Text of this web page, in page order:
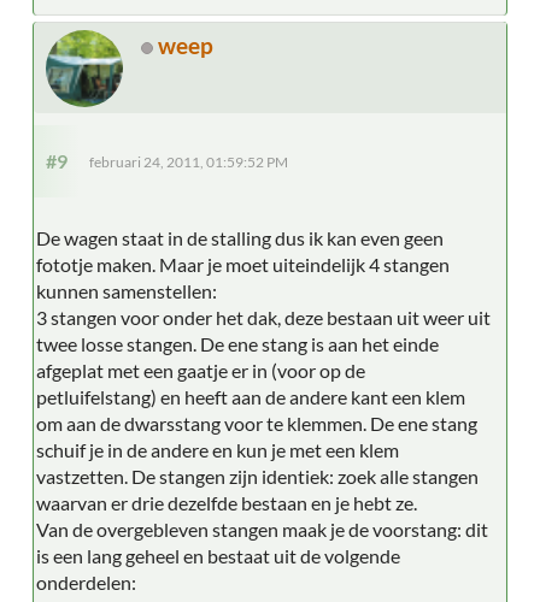
weep
#9 februari 24, 2011, 01:59:52 PM
De wagen staat in de stalling dus ik kan even geen
fototje maken. Maar je moet uiteindelijk 4 stangen
kunnen samenstellen:
3 stangen voor onder het dak, deze bestaan uit weer uit
twee losse stangen. De ene stang is aan het einde
afgeplat met een gaatje er in (voor op de
petluifelstang) en heeft aan de andere kant een klem
om aan de dwarsstang voor te klemmen. De ene stang
schuif je in de andere en kun je met een klem
vastzetten. De stangen zijn identiek: zoek alle stangen
waarvan er drie dezelfde bestaan en je hebt ze.
Van de overgebleven stangen maak je de voorstang: dit
is een lang geheel en bestaat uit de volgende
onderdelen: